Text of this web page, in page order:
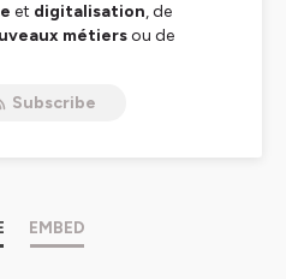
et digitalisation, de
métiersou de
Subscribe
EMBED